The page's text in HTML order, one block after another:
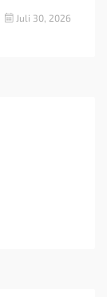
Juli 30, 2026